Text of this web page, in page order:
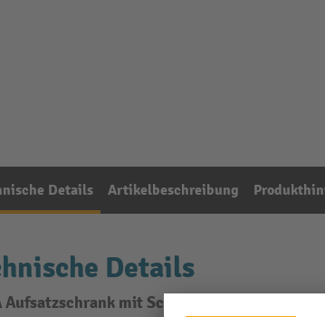
Details Artikelbeschreibung
Details
Aufsatzschrank mit Schiebetüren 54x27E,